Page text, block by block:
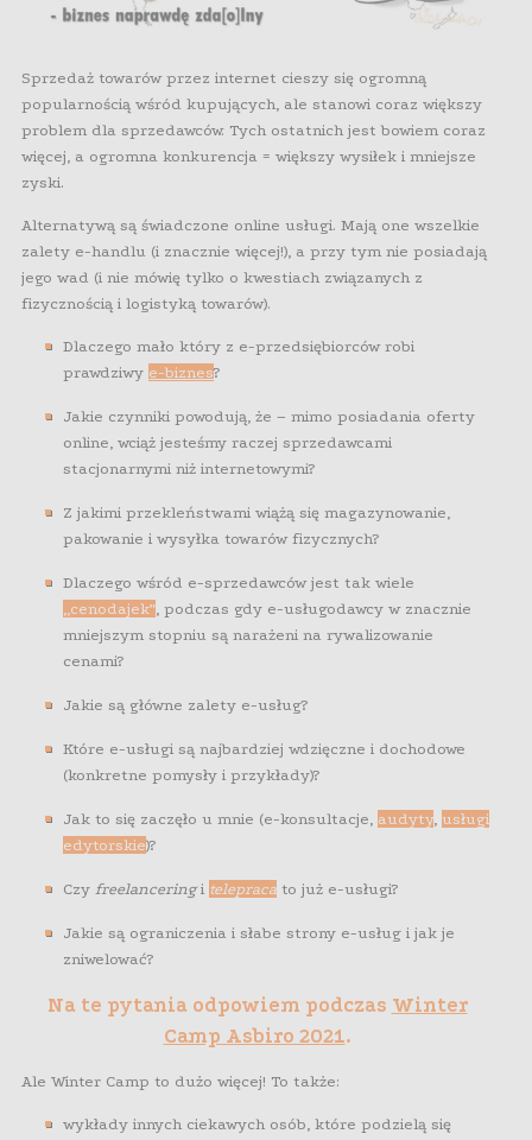
Sprzedaż towarów przez internet cieszy się ogromną
popularnością wśród kupujących, ale stanowi coraz większy
problem dla sprzedawców. Tych ostatnich jest bowiem coraz
więcej, a ogromna konkurencja = większy wysiłek i mniejsze
zyski.
Alternatywą są świadczone online usługi. Mają one wszelkie
zalety e-handlu (i znacznie więcej!), a przy tym nie posiadają
jego wad (i nie mówię tylko o kwestiach związanych z
fizycznością i logistyką towarów).
Dlaczego mało który z e-przedsiębiorców robi
prawdziwy e-biznes?
Jakie czynniki powodują, że – mimo posiadania oferty
online, wciąż jesteśmy raczej sprzedawcami
stacjonarnymi niż internetowymi?
Z jakimi przekleństwami wiążą się magazynowanie,
pakowanie i wysyłka towarów fizycznych?
Dlaczego wśród e-sprzedawców jest tak wiele
„cenodajek”, podczas gdy e-usługodawcy w znacznie
mniejszym stopniu są narażeni na rywalizowanie
cenami?
Jakie są główne zalety e-usług?
Które e-usługi są najbardziej wdzięczne i dochodowe
(konkretne pomysły i przykłady)?
Jak to się zaczęło u mnie (e-konsultacje, audyty,usługi
edytorskie)?
Czyfreelanceringi telepraca to już e-usługi?
Jakie są ograniczenia i słabe strony e-usług i jak je
zniwelować?
Na te pytania odpowiem podczas Winter
Camp Asbiro 2021.
Ale Winter Camp to dużo więcej! To także:
wykłady innych ciekawych osób, które podzielą się